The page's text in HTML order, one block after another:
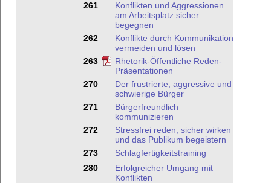
261
Konflikten und Aggressionen
am Arbeitsplatz sicher
begegnen
262
Konflikte durch Kommunikation
vermeiden und lösen
263
Rhetorik-Öffentliche Reden-
Präsentationen
270
Der frustrierte, aggressive und
schwierige Bürger
271
Bürgerfreundlich
kommunizieren
272
Stressfrei reden, sicher wirken
und das Publikum begeistern
273
Schlagfertigkeitstraining
280
Erfolgreicher Umgang mit
Konflikten